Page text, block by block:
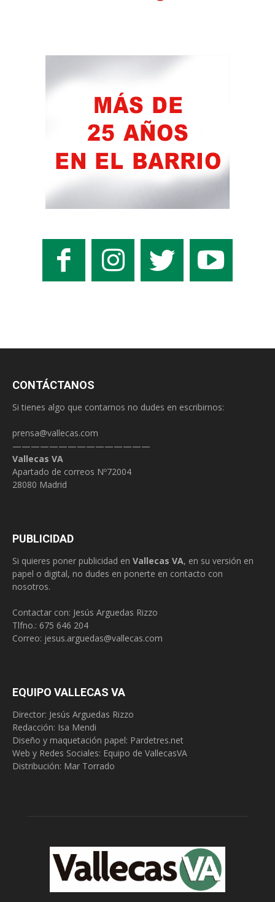
CONTÁCTANOS
Si tienes algo que contarnos no dudes en escribirnos:
prensa@vallecas.com
———————————————
Vallecas VA
Apartado de correos Nº72004
28080 Madrid
PUBLICIDAD
Si quieres poner publicidad en Vallecas VA, en su versión en
papel o digital, no dudes en ponerte en contacto con
nosotros.
Contactar con: Jesús Arguedas Rizzo
Tlfno.: 675 646 204
Correo: jesus.arguedas@vallecas.com
EQUIPO VALLECAS VA
Director: Jesús Arguedas Rizzo
Redacción: Isa Mendi
Diseño y maquetación papel: Pardetres.net
Web y Redes Sociales: Equipo de VallecasVA
Distribución: Mar Torrado